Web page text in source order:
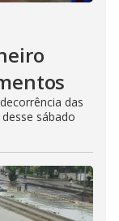
das
sábado